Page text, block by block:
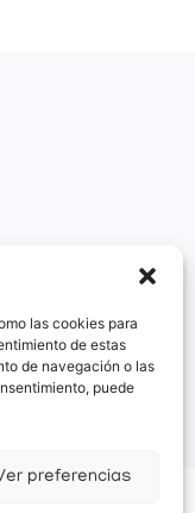
las cookies para
de estas
de navegación o las
puede
preferencias